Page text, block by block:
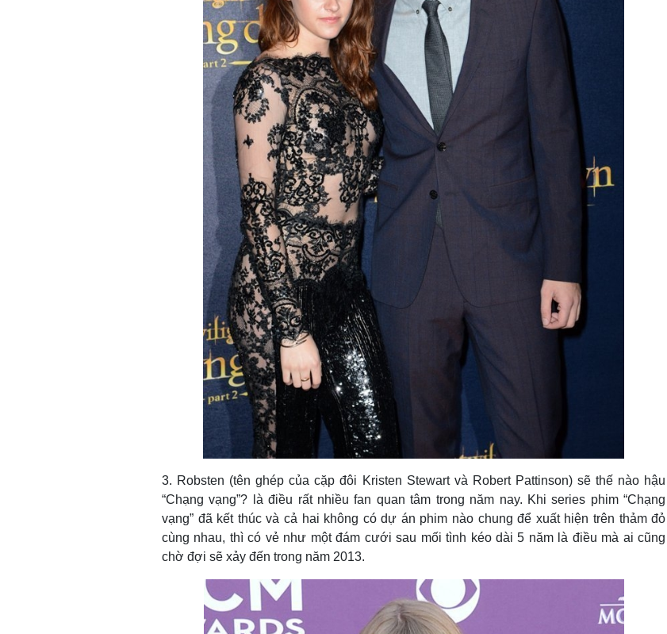
3. Robsten (tên ghép của cặp đôi Kristen Stewart và Robert Pattinson) sẽ thế nào hậu
“Chạng vạng”? là điều rất nhiều fan quan tâm trong năm nay. Khi series phim “Chạng
vạng” đã kết thúc và cả hai không có dự án phim nào chung để xuất hiện trên thảm đỏ
cùng nhau, thì có vẻ như một đám cưới sau mối tình kéo dài 5 năm là điều mà ai cũng
chờ đợi sẽ xảy đến trong năm 2013.